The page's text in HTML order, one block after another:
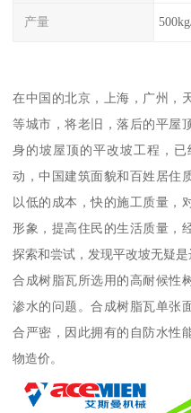
产量
在中国的北京，上海，广州，
等城市，将老旧，落后的平屋
身的坡屋顶的平改坡工程，
动，中国建筑面貌和百姓居住
以低的成本，快的施工质量，
形象，提高住民的生活质量，
探索和尝试，发现平改坡无疑是
合成树脂瓦所选用的高耐候性
渗水的问题。合成树脂瓦单张
合严密，因此拥有的自防水性
物造价。